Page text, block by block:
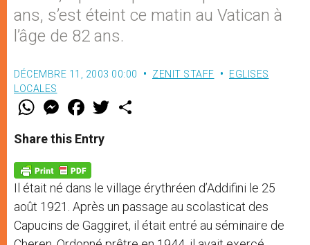
ans, s’est éteint ce matin au Vatican à
l’âge de 82 ans.
DÉCEMBRE 11, 2003 00:00 ZENIT STAFF
EGLISES
LOCALES
W
t
s
p
p
M
e
s
e
g
e
F
a
e
b
o
k
w
Share this Entry
Il était né dans le village érythréen d’Addifini le 25
août 1921. Après un passage au scolasticat des
Capucins de Gaggiret, il était entré au séminaire de